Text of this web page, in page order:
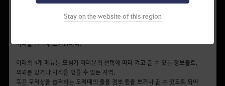
Stay on the website of this region
월드맵 우측 상단의 16개 메뉴를 통해 검은사막에서 꼭 필요한 여러 거지
정보들을 확인할 수 있습니다.
메뉴 위쪽의 7개 메뉴는 캐릭터의 위치나 거점 명뿐만 아니라
하나를 선택해 보여줍니다.
아래의 9개 메뉴는 모험가 여러분의 선택에 따라 켜고 끌 수 있는 정보들로,
의뢰를 받거나 시직을 얻을 수 있는 지역,
혹은 무역상을 습격하는 도적떼의 출몰 정보 등을 보거나 끌 수 있도록 되어